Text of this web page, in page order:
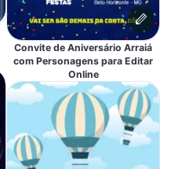
Convite de Aniversário Arraiá
com Personagens para Editar
Online